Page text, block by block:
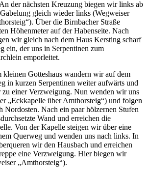
der nächsten Kreuzung biegen wir links ab
gleich wieder links (Wegweiser
Über die Birnbacher Straße
Höhenmeter auf der Habenseite. Nach
wir gleich nach dem Haus Kersting scharf
ein, der uns in Serpentinen zum
emporleitet.
kleinen Gotteshaus wandern wir auf dem
in kurzen Serpentinen weiter aufwärts und
zu einer Verzweigung. Nun wenden wir uns
„Eckkapelle über Amthorsteig“) und folgen
Nordosten. Nach ein paar hölzernen Stufen
Wand und erreichen die
Von der Kapelle steigen wir über eine
Querweg und wenden uns nach links. In
wir den Hausbach und erreichen
eine Verzweigung. Hier biegen wir
„Amthorsteig“).